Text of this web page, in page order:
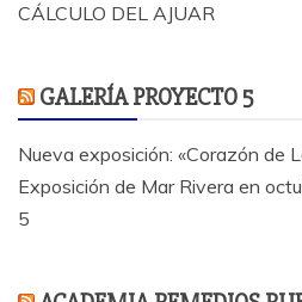
CÁLCULO DEL AJUAR
GALERÍA PROYECTO 5
Nueva exposición: «Corazón de
Exposición de Mar Rivera en
5